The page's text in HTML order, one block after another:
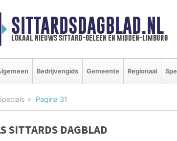
SITTARDSDAGBLAD.NL
lokaal nieuws sittard-geleen en midden-limburg
Bedrijvengids Gemeente Regionaal
Pagina 31
SITTARDS DAGBLAD